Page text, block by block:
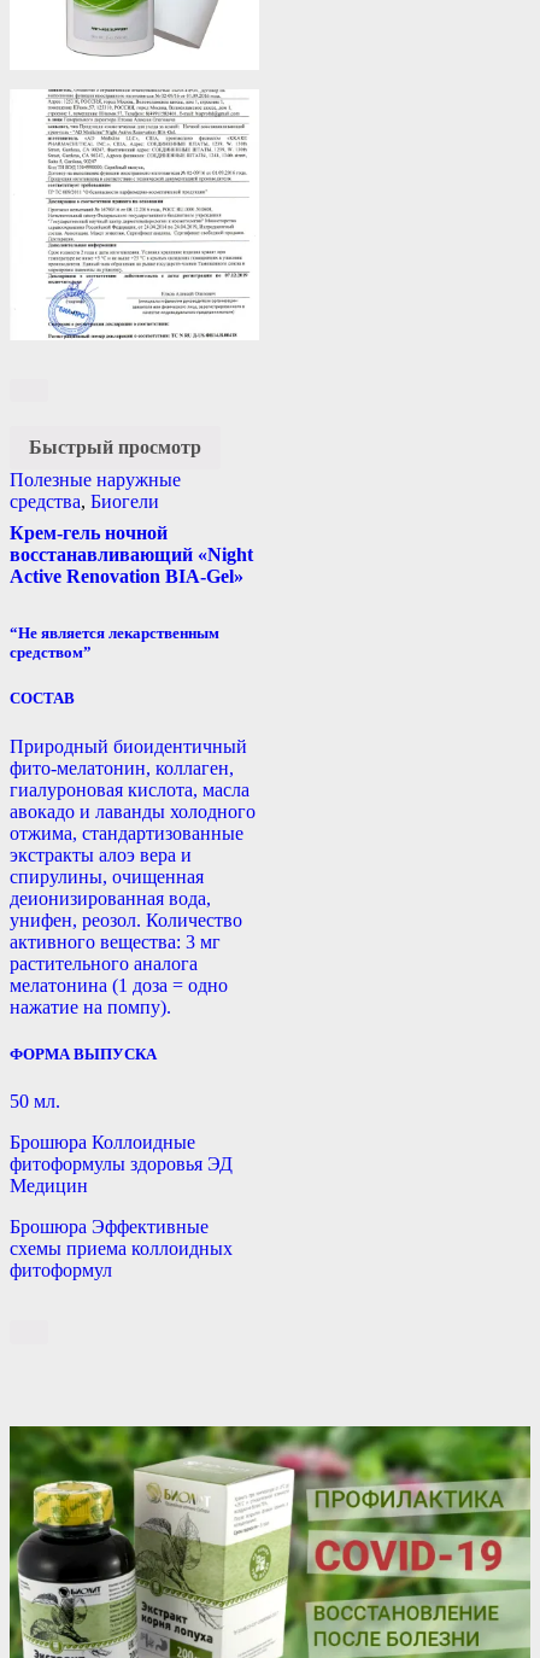
Быстрый просмотр
Полезные наружные
средства, Биогели
Крем-гель ночной
восстанавливающий «Night
Active Renovation BIA-Gel»
“Не является лекарственным
средством”
СОСТАВ
Природный биоидентичный
фито-мелатонин, коллаген,
гиалуроновая кислота, масла
авокадо и лаванды холодного
отжима, стандартизованные
экстракты алоэ вера и
спирулины, очищенная
деионизированная вода,
унифен, реозол. Количество
активного вещества: 3 мг
растительного аналога
мелатонина (1 доза = одно
нажатие на помпу).
ФОРМА ВЫПУСКА
50 мл.
Брошюра Коллоидные
фитоформулы здоровья ЭД
Медицин
Брошюра Эффективные
схемы приема коллоидных
фитоформул